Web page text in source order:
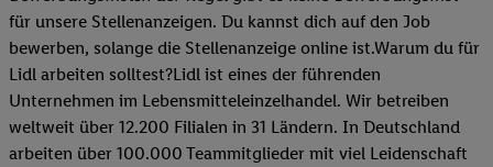
für unsere Stellenanzeigen. Du kannst dich auf den Job
bewerben, solange die Stellenanzeige online ist.Warum du für
Lidl arbeiten solltest?Lidl ist eines der führenden
Unternehmen im Lebensmitteleinzelhandel. Wir betreiben
weltweit über 12.200 Filialen in 31 Ländern. In Deutschland
arbeiten über 100.000 Teammitglieder mit viel Leidenschaft